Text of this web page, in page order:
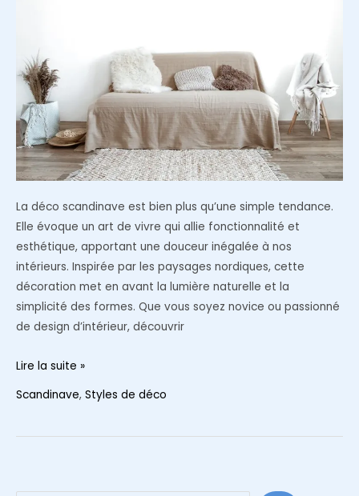
La déco scandinave est bien plus qu’une simple tendance.
Elle évoque un art de vivre qui allie fonctionnalité et
esthétique, apportant une douceur inégalée à nos
intérieurs. Inspirée par les paysages nordiques, cette
décoration met en avant la lumière naturelle et la
simplicité des formes. Que vous soyez novice ou passionné
de design d’intérieur, découvrir
Quelles
Lire la suite »
Scandinave, Styles de déco